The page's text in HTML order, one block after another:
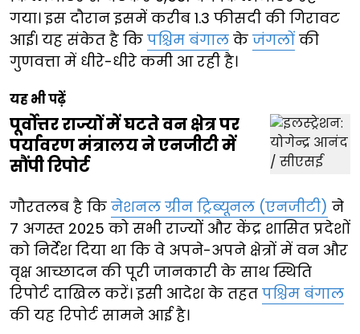
गया। इस दौरान इसमें करीब 1.3 फीसदी की गिरावट
आई। यह संकेत है कि पश्चिम बंगाल के जंगलों की
गुणवत्ता में धीरे-धीरे कमी आ रही है।
यह भी पढ़ें
पूर्वोत्तर राज्यों में घटते वन क्षेत्र पर
पर्यावरण मंत्रालय ने एनजीटी में
सौंपी रिपोर्ट
गौरतलब है कि नेशनल ग्रीन ट्रिब्यूनल (एनजीटी) ने
7 अगस्त 2025 को सभी राज्यों और केंद्र शासित प्रदेशों
को निर्देश दिया था कि वे अपने-अपने क्षेत्रों में वन और
वृक्ष आच्छादन की पूरी जानकारी के साथ स्थिति
रिपोर्ट दाखिल करें। इसी आदेश के तहत पश्चिम बंगाल
की यह रिपोर्ट सामने आई है।